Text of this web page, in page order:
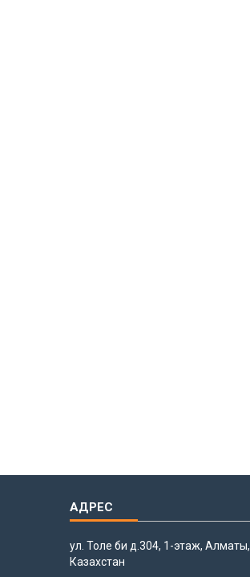
ул. Толе би д.304, 1-этаж, Алматы,
Казахстан